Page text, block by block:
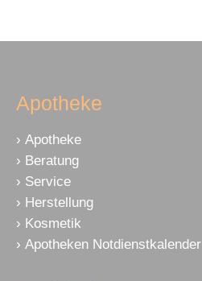
Apotheke
Apotheke
Beratung
Service
Herstellung
Kosmetik
Apotheken Notdienstkalender